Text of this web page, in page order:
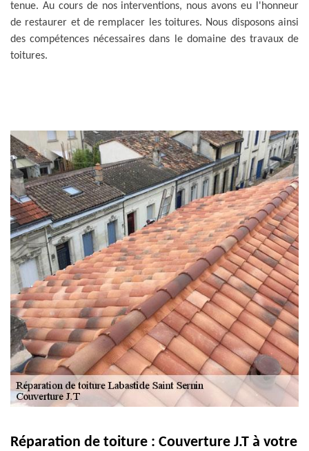
tenue. Au cours de nos interventions, nous avons eu l'honneur
de restaurer et de remplacer les toitures. Nous disposons ainsi
des compétences nécessaires dans le domaine des travaux de
toitures.
Réparation de toiture : Couverture J.T à votre